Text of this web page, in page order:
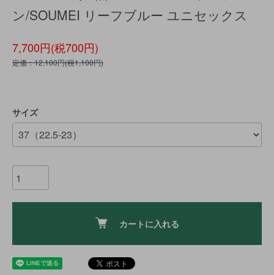
ン/SOUMEI リーフブルー ユニセックス
7,700円(税700円)
定価：12,100円(税1,100円)
サイズ
カートに入れる